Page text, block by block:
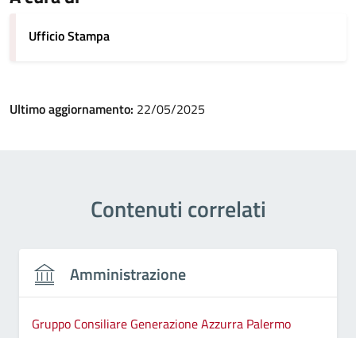
Ufficio Stampa
Ultimo aggiornamento: 22/05/2025
Contenuti correlati
Amministrazione
Gruppo Consiliare Generazione Azzurra Palermo